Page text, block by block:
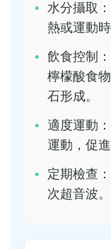
水分攝取
熱或運動
飲食控制
檸檬酸食
石形成。
適度運動
運動，促進
定期檢查
次超音波。